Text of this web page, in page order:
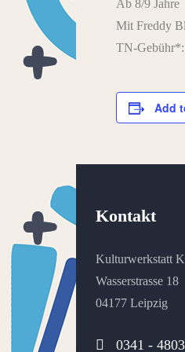
Ab 8/9 Jahre
Mit Freddy
TN-Gebühr*:
Add
Kontakt
Kulturwerkstatt
Wasserstrasse 18
04177 Leipzig
0341 -